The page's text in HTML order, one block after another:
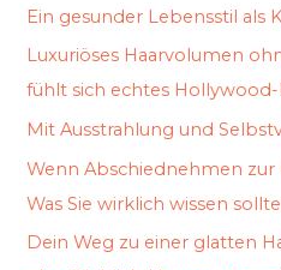
Ein gesunder Lebensstil als
Luxuriöses Haarvolumen
fühlt sich echtes Hollywood-
Mit Ausstrahlung und
Wenn Abschiednehmen zur
Was Sie wirklich wissen
Dein Weg zu einer glatten